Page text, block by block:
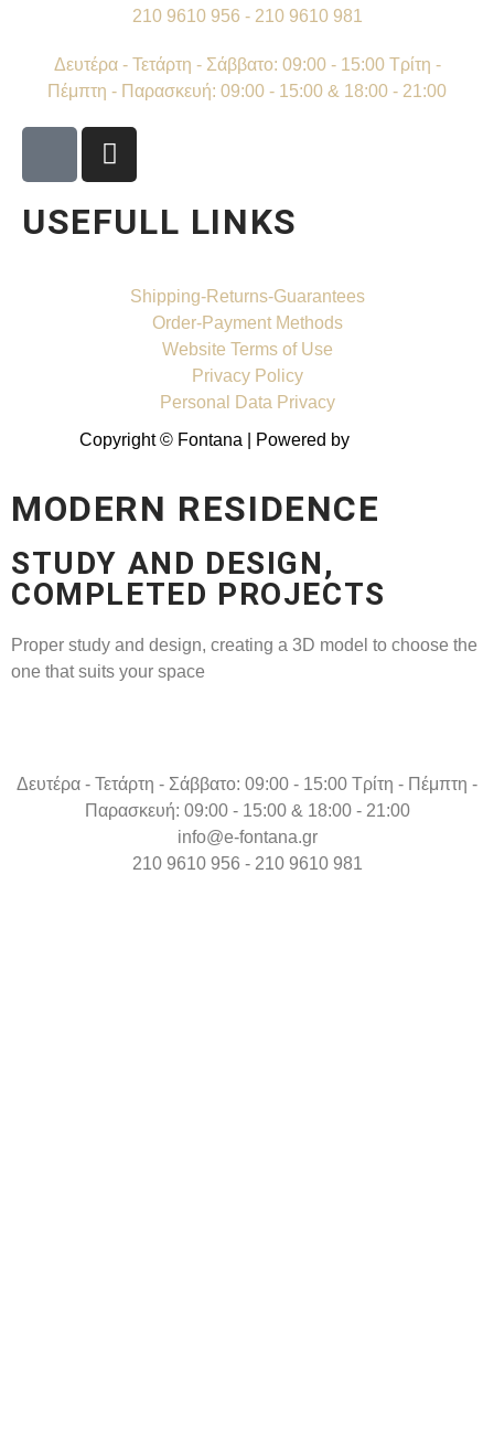
210 9610 956 - 210 9610 981
Δευτέρα - Τετάρτη - Σάββατο: 09:00 - 15:00 Τρίτη -
Πέμπτη - Παρασκευή: 09:00 - 15:00 & 18:00 - 21:00
USEFULL LINKS
Shipping-Returns-Guarantees
Order-Payment Methods
Website Terms of Use
Privacy Policy
Personal Data Privacy
Copyright © Fontana | Powered by
MODERN RESIDENCE
STUDY AND DESIGN,
COMPLETED PROJECTS
Proper study and design, creating a 3D model to choose the
one that suits your space
Δευτέρα - Τετάρτη - Σάββατο: 09:00 - 15:00 Τρίτη - Πέμπτη -
Παρασκευή: 09:00 - 15:00 & 18:00 - 21:00
info@e-fontana.gr
210 9610 956 - 210 9610 981